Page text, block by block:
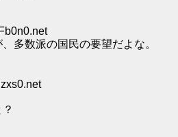
多数派の国民の要望だよな。